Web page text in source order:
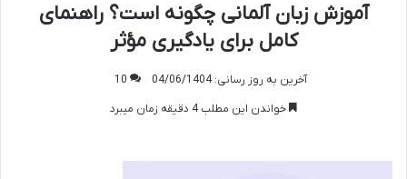
آموزش زبان آلمانی چگونه است؟ راهنمای
کامل برای یادگیری مؤثر
آخرین به روز رسانی: 04/06/1404
10
خواندن این مطلب 4 دقیقه زمان میبرد